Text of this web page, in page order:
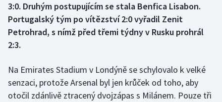
Dostihy
Florbal
Futsal
Golf
3:0. Druhým postupujícím se stala Benfica Lisabon.
Portugalský tým po vítězství 2:0 vyřadil Zenit
Petrohrad, s nímž před třemi týdny v Rusku prohrál
2:3.
Na Emirates Stadium v Londýně se schylovalo k velké
senzaci, protože Arsenal byl jen krůček od toho, aby
otočil zdánlivě ztracený dvojzápas s Milánem. Pouze tři